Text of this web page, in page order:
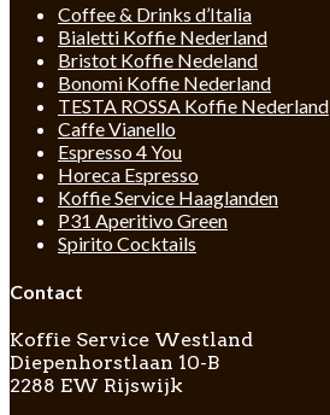
Coffee & Drinks d’Italia
Bialetti Koffie Nederland
Bristot Koffie Nedeland
Bonomi Koffie Nederland
TESTA ROSSA Koffie Nederland
Caffe Vianello
Espresso 4 You
Horeca Espresso
Koffie Service Haaglanden
P31 Aperitivo Green
Spirito Cocktails
Contact
Koffie Service Westland
Diepenhorstlaan 10-B
2288 EW Rijswijk